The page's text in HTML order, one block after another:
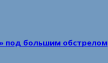
под большим обстрелом